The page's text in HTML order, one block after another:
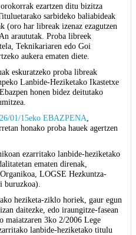
ezartzen ditu bizitza
sarbideko baliabideak
(oro har libreak izenaz ezagutzen
araututak. Proba libreek
Teknikariaren edo Goi
aukera ematen diete.
eskuratzeko proba libreak
Lanbide-Heziketako Ikastetxe
honen bidez deitutako
01/15eko EBAZPENA
honako proba hauek agertzen
ezarritako lanbide-heziketako
ematen direnak,
LOGSE Hezkuntza-
buruzkoa).
heziketa-ziklo horiek, gaur egun
daitezke, edo iraungitze-fasean
maiatzaren 3ko 2/2006 Lege
lanbide-heziketako titulu